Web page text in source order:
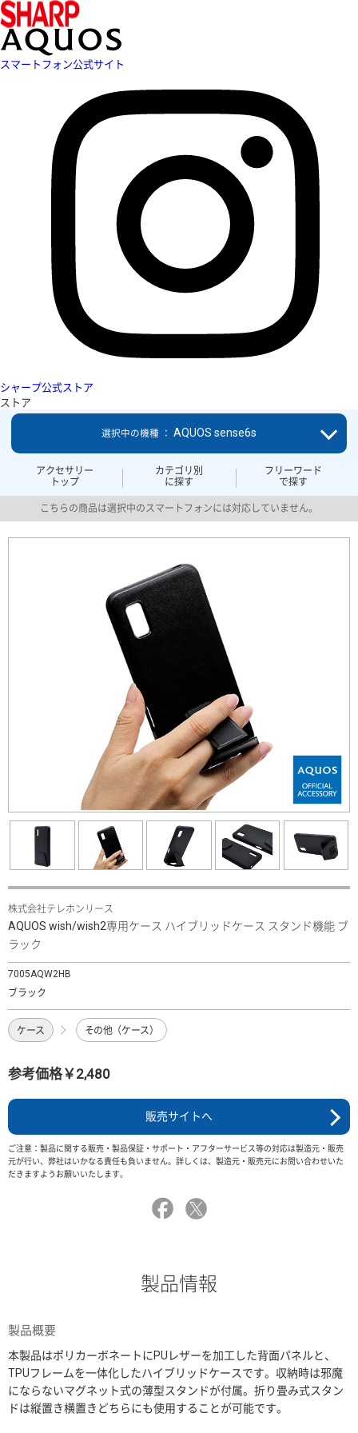
スマートフォン公式サイト
シャープ公式ストア
ストア
アクセサリー
トップ
カテゴリ別
に探す
フリーワード
で探す
選択中の機種 ： AQUOS sense6s
こちらの商品は選択中のスマートフォンには対応していません。
株式会社テレホンリース
AQUOS wish/wish2専用ケース ハイブリッドケース スタンド機能 ブ
ラック
7005AQW2HB
ブラック
ケース その他（ケース）
参考価格￥2,480
販売サイトへ
ご注意：製品に関する販売・製品保証・サポート・アフターサービス等の対応は製造元・販売
元が行い、弊社はいかなる責任も負いません。詳しくは、製造元・販売元にお問い合わせいた
だきますようお願いいたします。
製品情報
製品概要
本製品はポリカーボネートにPUレザーを加工した背面パネルと、
TPUフレームを一体化したハイブリッドケースです。収納時は邪魔
にならないマグネット式の薄型スタンドが付属。折り畳み式スタン
ドは縦置き横置きどちらにも使用することが可能です。